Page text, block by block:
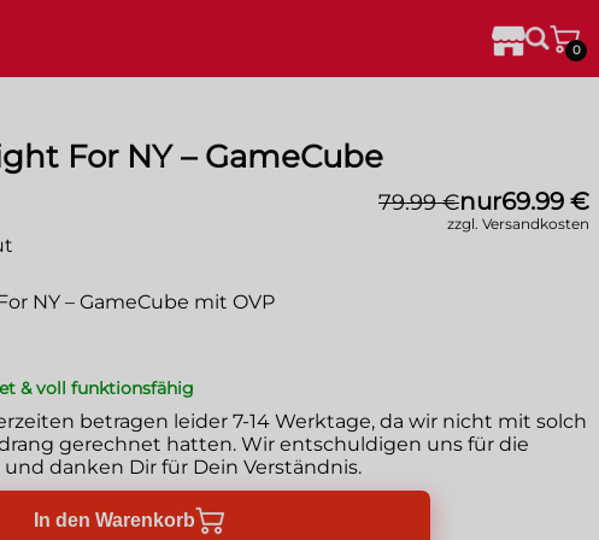
0
For NY – GameCube
79.99 €nur69.99 €
zzgl. Versandkosten
NY – GameCube mit OVP
& voll funktionsfähig
betragen leider 7-14 Werktage, da wir nicht mit solch
gerechnet hatten. Wir entschuldigen uns für die
danken Dir für Dein Verständnis.
In den Warenkorb